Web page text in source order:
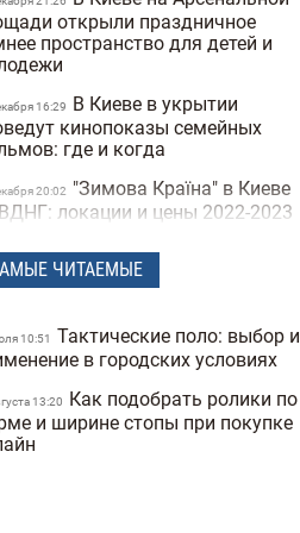
открыли праздничное
пространство для детей и
16:29
В Киеве в укрытии
кинопоказы семейных
где и когда
20:02
"Зимова Країна" в Киеве
локации и цены 2022-2023
10:42 Куда пойти в Киеве на
23:02 Известно, какой будет
16:17 В Украине начался
фестиваль по
ЧИТАЕМЫЕ
10:51
Тактические поло: выбор и
в городских условиях
13:20
Как подобрать ролики по
и ширине стопы при покупке